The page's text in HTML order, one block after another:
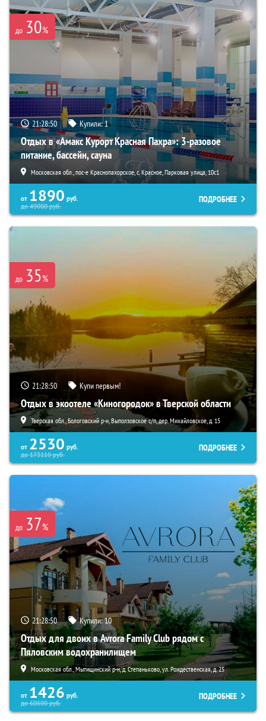
до 30%
21:28:49 Купили:1
Отдых в «Амакс Курорт ‎Красная Пахра»: 3-разовое
питание, бассейн, сауна
Московская обл., пос-е Краснопахорское, с. Красное, Парковая улица, 10с1
от 1890 руб.
до49000руб.
ПОДРОБНЕЕ
до 35%
21:28:49 Купи первым!
Отдых в экоотеле «Киногородок» в Тверской области
Тверская обл., Бологовский р-н, Выползовское с/п, дер. Михайловское, д. 15
от 2530 руб.
до173110руб.
ПОДРОБНЕЕ
до 37%
21:28:49 Купили:10
Отдых для двоих в Avrora Family Club рядом с
Пяловским водохранилищем
Московская обл., Мытищинский р-н, д. Степаньково, ул. Рождественская, д. 25
от 1426 руб.
до60600руб.
ПОДРОБНЕЕ